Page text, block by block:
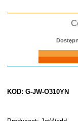
Do koszyka
KOD: G-JW-O310YN